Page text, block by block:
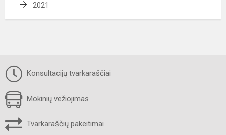
2021
Konsultacijų tvarkaraščiai
Mokinių vežiojimas
Tvarkaraščių pakeitimai